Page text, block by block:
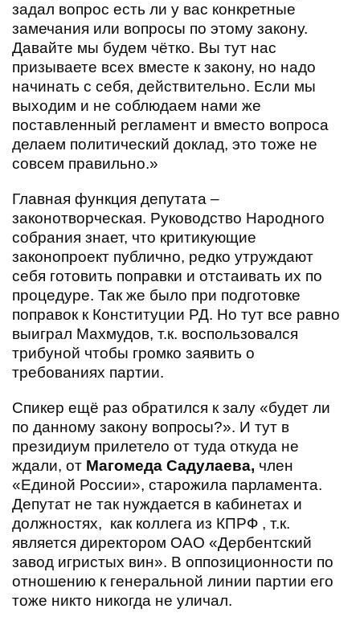
задал вопрос есть ли у вас конкретные
замечания или вопросы по этому закону.
Давайте мы будем чётко. Вы тут нас
призываете всех вместе к закону, но надо
начинать с себя, действительно. Если мы
выходим и не соблюдаем нами же
поставленный регламент и вместо вопроса
делаем политический доклад, это тоже не
совсем правильно.»
Главная функция депутата –
законотворческая. Руководство Народного
собрания знает, что критикующие
законопроект публично, редко утруждают
себя готовить поправки и отстаивать их по
процедуре. Так же было при подготовке
поправок к Конституции РД. Но тут все равно
выиграл Махмудов, т.к. воспользовался
трибуной чтобы громко заявить о
требованиях партии.
Спикер ещё раз обратился к залу «будет ли
по данному закону вопросы?». И тут в
президиум прилетело от туда откуда не
ждали, от Магомеда Садулаева, член
«Единой России», старожила парламента.
Депутат не так нуждается в кабинетах и
должностях, как коллега из КПРФ , т.к.
является директором ОАО «Дербентский
завод игристых вин». В оппозиционности по
отношению к генеральной линии партии его
тоже никто никогда не уличал.